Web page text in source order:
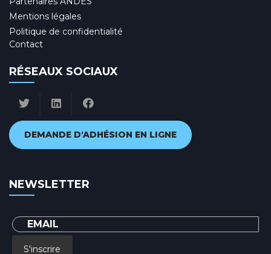
Mentions légales
Politique de confidentialité
Contact
RÉSEAUX SOCIAUX
DEMANDE D'ADHÉSION EN LIGNE
NEWSLETTER
S'inscrire